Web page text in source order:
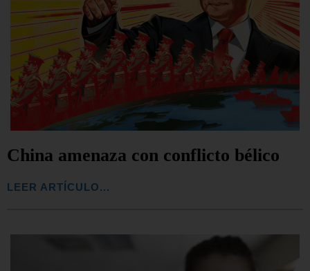
China amenaza con conflicto bélico
LEER ARTÍCULO...